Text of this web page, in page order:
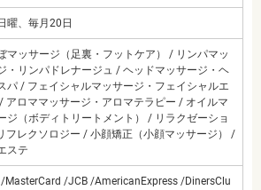
曜、毎月20日
マッサージ（足裏・フットケア） / リンパマッ
・リンパドレナージュ / ヘッドマッサージ・ヘ
パ / フェイシャルマッサージ・フェイシャルエ
アロママッサージ・アロマテラピー / オイルマ
ジ（ボディトリートメント） / リラクゼーショ
フレクソロジー / 小顔矯正（小顔マッサージ） /
ステ
/MasterCard /JCB /AmericanExpress /DinersClu